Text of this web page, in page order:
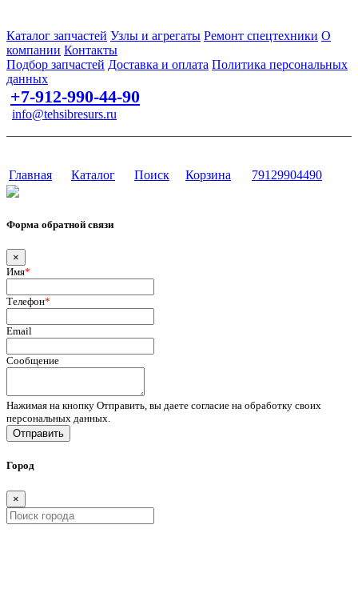
Каталог запчастей Узлы и агрегаты Ремонт спецтехники О
компании Контакты
Подбор запчастей Доставка и оплата Политика персональных
данных
+7-912-990-44-90
info@tehsibresurs.ru
Главная Каталог Поиск Корзина 79129904490
Форма обратной связи
×
Имя*
Телефон*
Email
Сообщение
Нажимая на кнопку Отправить, вы даете согласие на обработку своих
персональных данных.
Отправить
Город
×